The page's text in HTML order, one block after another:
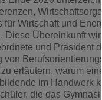
für Wirtschaft und
Diese Übereinkunft
und Präsident
erläutern, warum
im Handwerk
die das